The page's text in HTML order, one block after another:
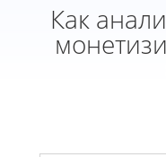
Как